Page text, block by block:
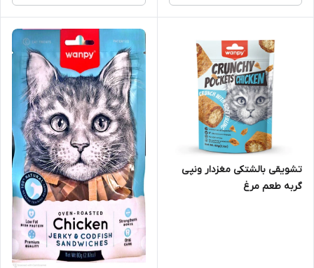
تشویقی بالشتکی مغزدار ونپی
گربه طعم مرغ